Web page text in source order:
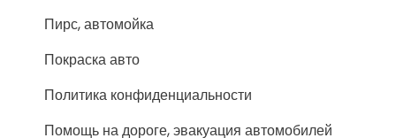
Пирс, автомойка
Покраска авто
Политика конфиденциальности
Помощь на дороге, эвакуация автомобилей